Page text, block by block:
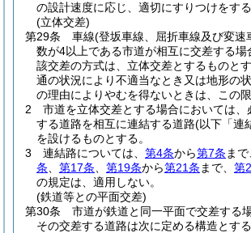
の設計速度に応じ、適切にすりつけをする
(立体交差)
第29条
車線(登坂車線、屈折車線及び変速
数が4以上である市道が相互に交差する場
該交差の方式は、立体交差とするものとす
通の状況により不適当なとき又は地形の
の理由によりやむを得ないときは、この限
2
市道を立体交差とする場合においては、
する道路を相互に連結する道路(以下「連
を設けるものとする。
3
連結路については、 第4条から第7条 まで
条
第17条 第19条から第21条 まで、 第
の規定は、適用しない。
(鉄道等との平面交差)
第30条
市道が鉄道と同一平面で交差する
その交差する道路は次に定める構造とする